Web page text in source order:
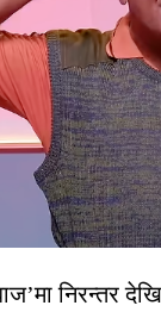
निरन्तर